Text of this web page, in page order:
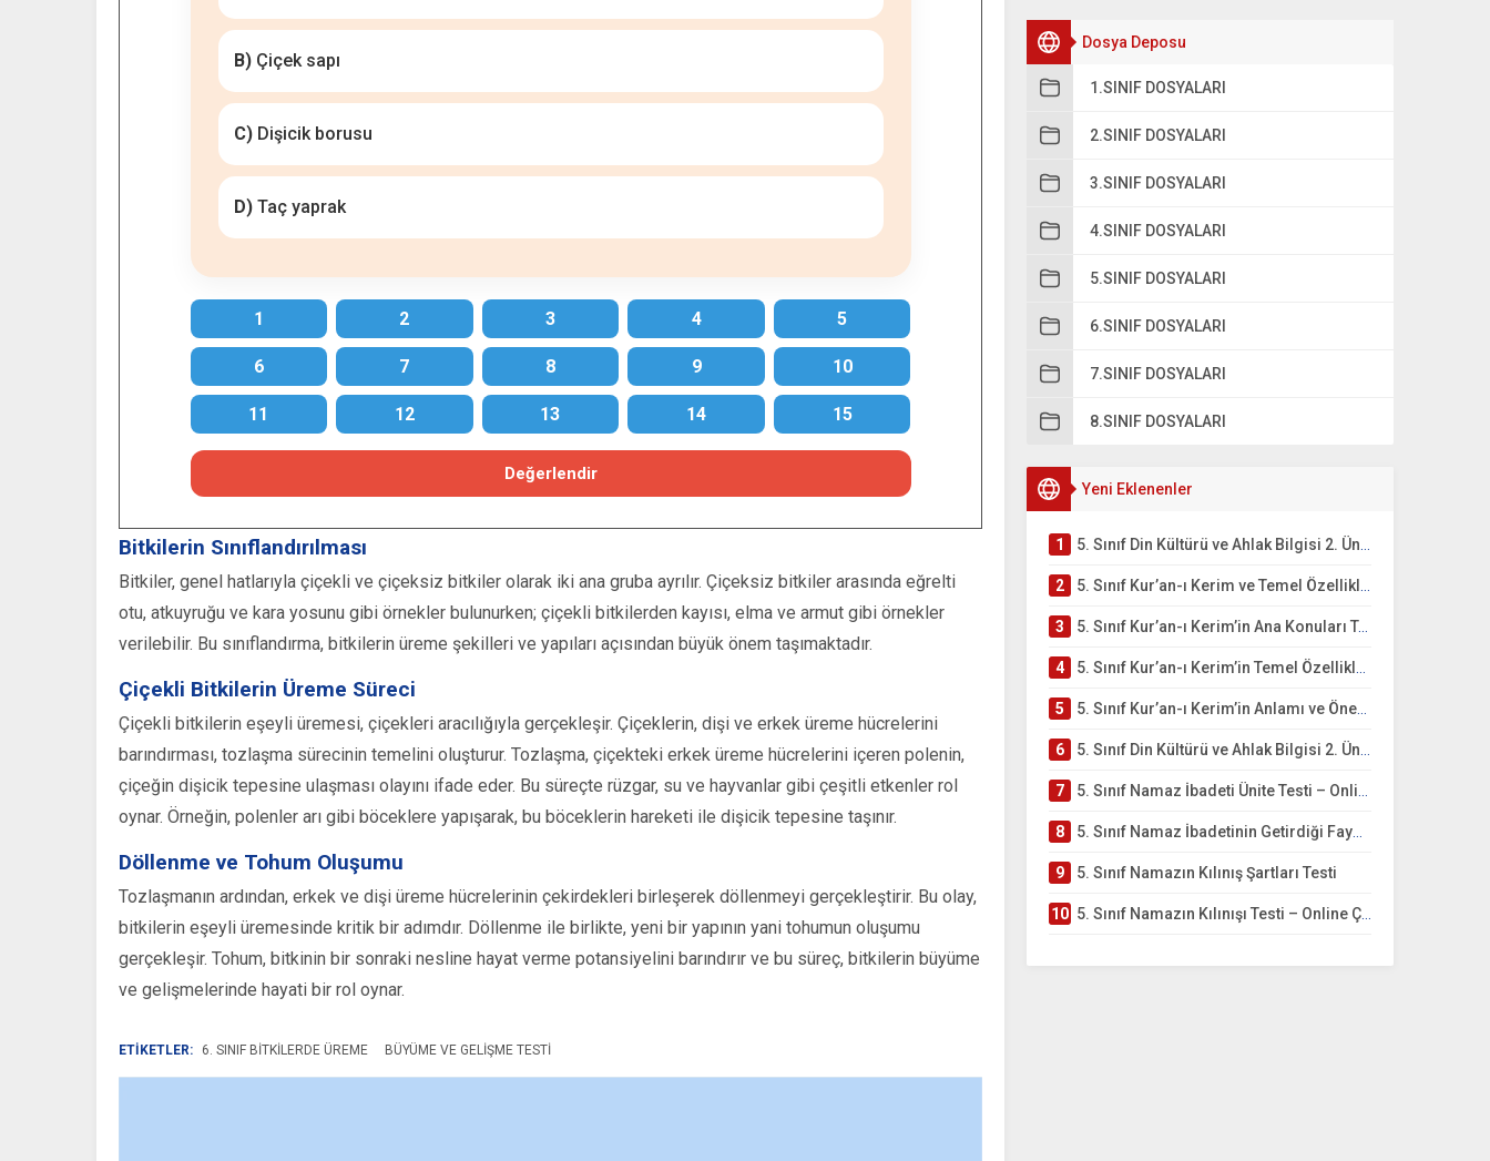
Dosya Deposu
1.SINIF DOSYALARI
2.SINIF DOSYALARI
3.SINIF DOSYALARI
4.SINIF DOSYALARI
5.SINIF DOSYALARI
6.SINIF DOSYALARI
7.SINIF DOSYALARI
8.SINIF DOSYALARI
Yeni Eklenenler
1 5. Sınıf Din Kültürü ve Ahlak Bilgisi 2. Ünite: Kur’an-ı Kerim Çalışmaları
2 5. Sınıf Kur’an-ı Kerim ve Temel Özellikleri Testi – Online Çöz
3 5. Sınıf Kur’an-ı Kerim’in Ana Konuları Testi – Online Çöz
4 5. Sınıf Kur’an-ı Kerim’in Temel Özellikleri ve Önemi Testi – Online Çöz
5 5. Sınıf Kur’an-ı Kerim’in Anlamı ve Önemi Testi – Online Çöz
6 5. Sınıf Din Kültürü ve Ahlak Bilgisi 2. Ünite: Namaz İbadeti Çalışmaları
7 5. Sınıf Namaz İbadeti Ünite Testi – Online Çöz
8 5. Sınıf Namaz İbadetinin Getirdiği Faydalar Testi
9 5. Sınıf Namazın Kılınış Şartları Testi
10 5. Sınıf Namazın Kılınışı Testi – Online Çöz
B)Çiçek sapı
C)Dişicik borusu
D)Taç yaprak
1 2 3 4 5
6 7 8 9 10
11 12 13 14 15
Değerlendir
Bitkilerin Sınıflandırılması
Bitkiler, genel hatlarıyla çiçekli ve çiçeksiz bitkiler olarak iki ana gruba ayrılır. Çiçeksiz bitkiler arasında eğrelti
otu, atkuyruğu ve kara yosunu gibi örnekler bulunurken; çiçekli bitkilerden kayısı, elma ve armut gibi örnekler
verilebilir. Bu sınıflandırma, bitkilerin üreme şekilleri ve yapıları açısından büyük önem taşımaktadır.
Çiçekli Bitkilerin Üreme Süreci
Çiçekli bitkilerin eşeyli üremesi, çiçekleri aracılığıyla gerçekleşir. Çiçeklerin, dişi ve erkek üreme hücrelerini
barındırması, tozlaşma sürecinin temelini oluşturur. Tozlaşma, çiçekteki erkek üreme hücrelerini içeren polenin,
çiçeğin dişicik tepesine ulaşması olayını ifade eder. Bu süreçte rüzgar, su ve hayvanlar gibi çeşitli etkenler rol
oynar. Örneğin, polenler arı gibi böceklere yapışarak, bu böceklerin hareketi ile dişicik tepesine taşınır.
Döllenme ve Tohum Oluşumu
Tozlaşmanın ardından, erkek ve dişi üreme hücrelerinin çekirdekleri birleşerek döllenmeyi gerçekleştirir. Bu olay,
bitkilerin eşeyli üremesinde kritik bir adımdır. Döllenme ile birlikte, yeni bir yapının yani tohumun oluşumu
gerçekleşir. Tohum, bitkinin bir sonraki nesline hayat verme potansiyelini barındırır ve bu süreç, bitkilerin büyüme
ve gelişmelerinde hayati bir rol oynar.
ETİKETLER: 6. SINIF BITKILERDE ÜREME BÜYÜME VE GELIŞME TESTI